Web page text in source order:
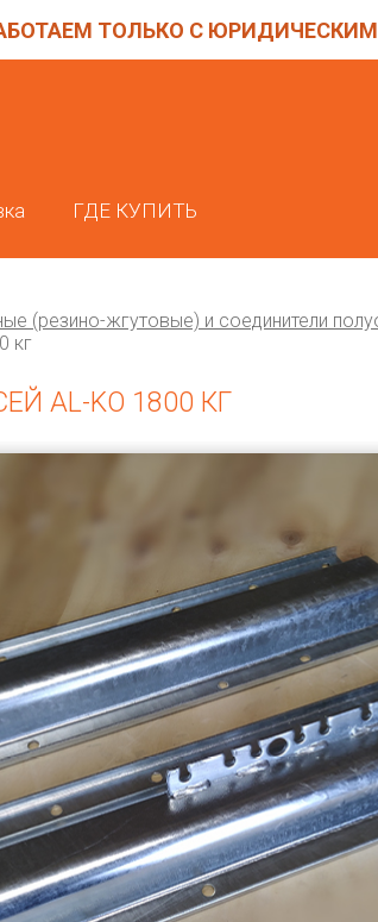
ТОЛЬКО С
ГДЕ КУПИТЬ
(резино-жгутовые) и соединители
кг
AL-KO 1800 КГ